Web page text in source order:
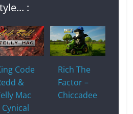
:
Code
&
Mac
Cynical
Rich The
Factor –
Chiccadee